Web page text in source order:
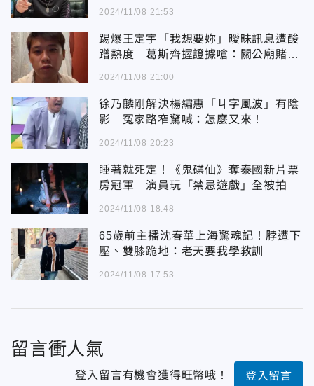
2024/11/08 21:53
踢爆王定宇「我想要妳」曖昧訊息遭酸
蹭熱度 葛斯齊握證據嗆：關公廟賭誓
2024/11/08 21:00
徐乃麟剛解決楊繡惠「ㄐ字風波」有陰
影 冤家路窄驚喊：怎麼又來！
2024/11/08 20:23
睡著就死定！《鬼碟仙》奪泰國新片票
房冠軍 演員玩「禁忌遊戲」全被拍
2024/11/08 18:48
65歲前主播沈春華上海驚魂記！脖遭下
壓、雙膝跪地：老天要我學教訓
2024/11/08 17:53
留言衝人氣
登入留言有機會獲得旺幣哦！ 登入留言